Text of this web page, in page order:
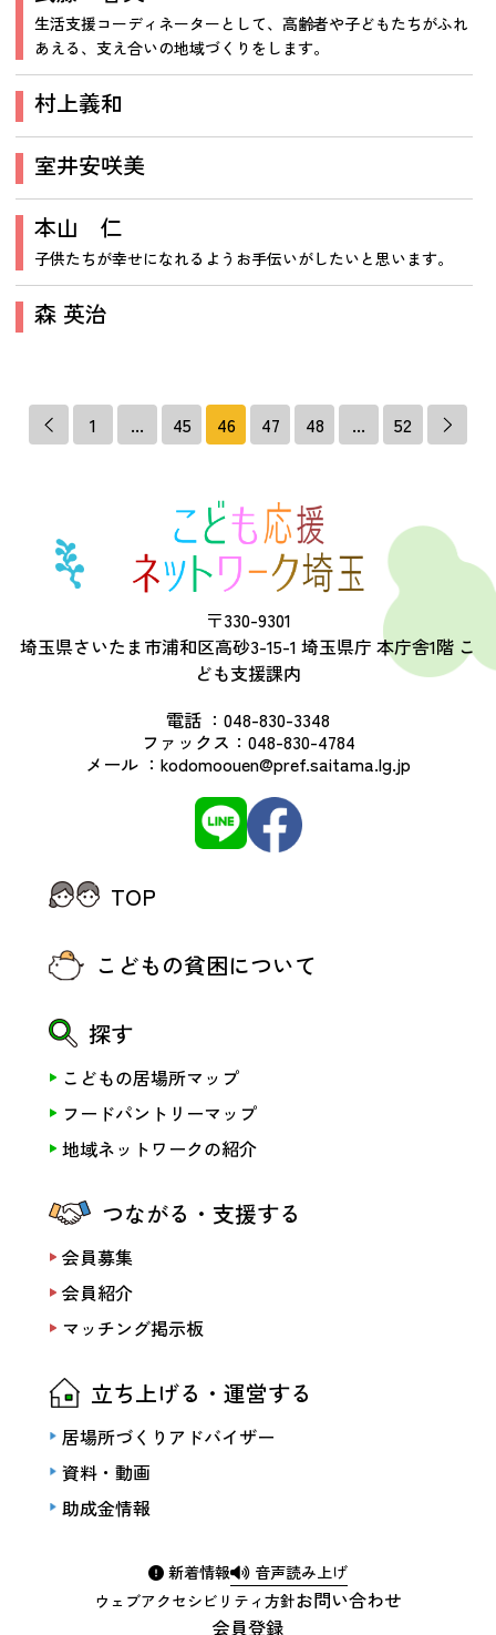
生活支援コーディネーターとして、高齢者や子どもたちがふれ
あえる、支え合いの地域づくりをします。
村上義和
室井安咲美
本山 仁
子供たちが幸せになれるようお手伝いがしたいと思います。
森 英治
1 ... 45 46 47 48 ... 52
〒330-9301
埼玉県さいたま市浦和区高砂3-15-1 埼玉県庁 本庁舎1階 こ
ども支援課内
電話 ： 048-830-3348
ファックス： 048-830-4784
メール ： kodomoouen@pref.saitama.lg.jp
新着情報 音声読み上げ
会員登録
お問い合わせ
ウェブアクセシビリティ方針
TOP
こどもの貧困について
探す
こどもの居場所マップ
フードパントリーマップ
地域ネットワークの紹介
つながる・支援する
会員募集
会員紹介
マッチング掲示板
立ち上げる・運営する
居場所づくりアドバイザー
資料・動画
助成金情報